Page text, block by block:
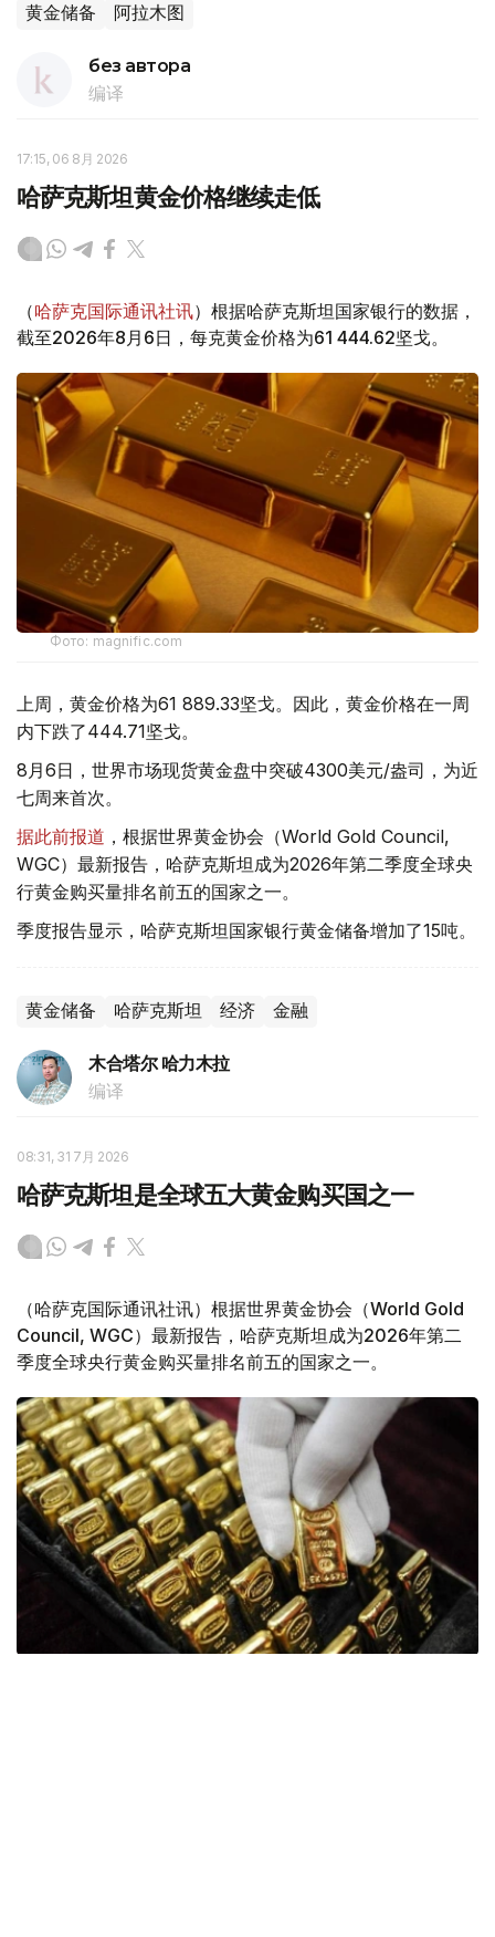
黄金储备 阿拉木图
без автора
编译
17:15, 06 8月 2026
哈萨克斯坦黄金价格继续走低
（哈萨克国际通讯社讯）根据哈萨克斯坦国家银行的数据，
截至2026年8月6日，每克黄金价格为61 444.62坚戈。
Фото: magnific.com
上周，黄金价格为61 889.33坚戈。因此，黄金价格在一周
内下跌了444.71坚戈。
8月6日，世界市场现货黄金盘中突破4300美元/盎司，为近
七周来首次。
据此前报道 ，根据世界黄金协会（World Gold Council,
WGC）最新报告，哈萨克斯坦成为2026年第二季度全球央
行黄金购买量排名前五的国家之一。
季度报告显示，哈萨克斯坦国家银行黄金储备增加了15吨。
黄金储备 哈萨克斯坦 经济 金融
木合塔尔 哈力木拉
编译
08:31, 31 7月 2026
哈萨克斯坦是全球五大黄金购买国之一
（哈萨克国际通讯社讯）根据世界黄金协会（World Gold
Council, WGC）最新报告，哈萨克斯坦成为2026年第二
季度全球央行黄金购买量排名前五的国家之一。